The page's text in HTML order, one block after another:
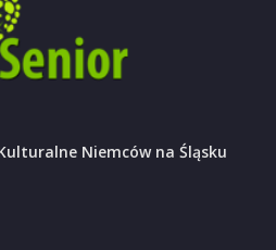
Niemców na Śląsku